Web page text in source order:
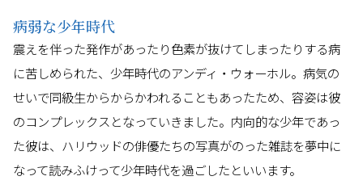
病弱な少年時代
震えを伴った発作があったり色素が抜けてしまったりする病
に苦しめられた、少年時代のアンディ・ウォーホル。病気の
せいで同級生からからかわれることもあったため、容姿は彼
のコンプレックスとなっていきました。内向的な少年であっ
た彼は、ハリウッドの俳優たちの写真がのった雑誌を夢中に
なって読みふけって少年時代を過ごしたといいます。